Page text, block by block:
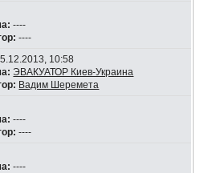
----
----
10:58
ЭВАКУАТОР Киев-Украина
Вадим Шеремета
----
----
----